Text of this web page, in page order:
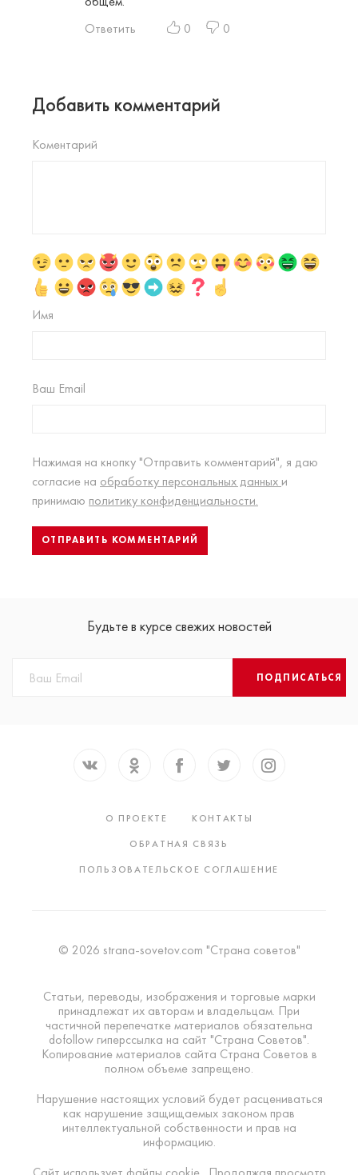
Ответить
0 0
Добавить комментарий
Коментарий
Имя
Ваш Email
Нажимая на кнопку "Отправить комментарий", я даю
согласие на обработку персональных данных и
принимаю политику конфиденциальности.
Будьте в курсе свежих новостей
ПОДПИСАТЬСЯ
О ПРОЕКТЕ
КОНТАКТЫ
ОБРАТНАЯ СВЯЗЬ
ПОЛЬЗОВАТЕЛЬСКОЕ СОГЛАШЕНИЕ
© 2026 strana-sovetov.com "Страна советов"
Статьи, переводы, изображения и торговые марки
принадлежат их авторам и владельцам. При
частичной перепечатке материалов обязательна
dofollow гиперссылка на сайт "Страна Советов".
Копирование материалов сайта Страна Советов в
полном объеме запрещено.
Нарушение настоящих условий будет расцениваться
как нарушение защищаемых законом прав
интеллектуальной собственности и прав на
информацию.